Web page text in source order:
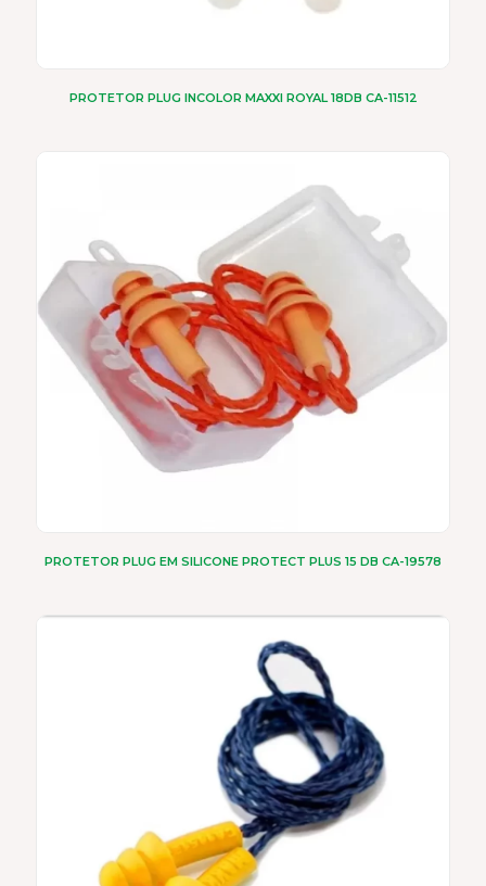
PROTETOR PLUG INCOLOR MAXXI ROYAL 18DB CA-11512
PROTETOR PLUG EM SILICONE PROTECT PLUS 15 DB CA-19578